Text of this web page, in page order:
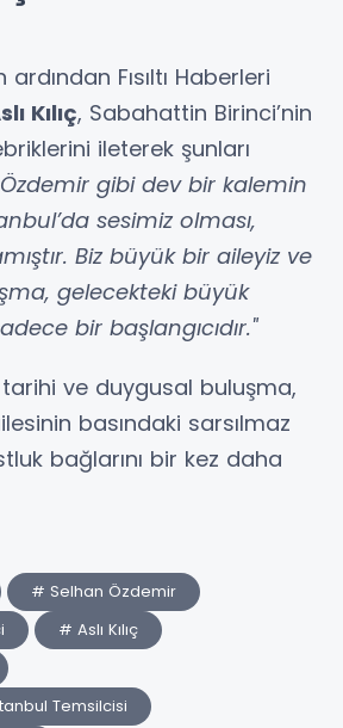
Fısıltı Haberleri
Kılıç, Sabahattin Birinci’nin
ileterek şunları
gibi dev bir kalemin
sesimiz olması,
Biz büyük bir aileyiz ve
gelecekteki büyük
bir başlangıcıdır."
ve duygusal buluşma,
basındaki sarsılmaz
bağlarını bir kez daha
# Selhan Özdemir
# Aslı Kılıç
Temsilcisi